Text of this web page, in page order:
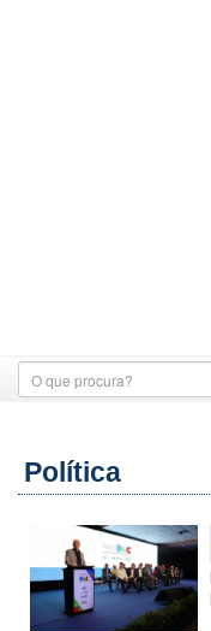
Política